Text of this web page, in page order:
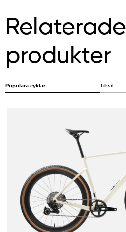
Relaterade
produkter
Populära cyklar Tillval